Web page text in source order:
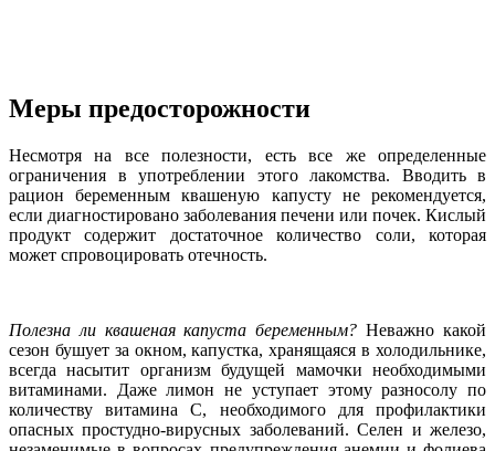
Меры предосторожности
Несмотря на все полезности, есть все же определенные
ограничения в употреблении этого лакомства. Вводить в
рацион беременным квашеную капусту не рекомендуется,
если диагностировано заболевания печени или почек. Кислый
продукт содержит достаточное количество соли, которая
может спровоцировать отечность.
Полезна ли квашеная капуста беременным? Неважно какой
сезон бушует за окном, капустка, хранящаяся в холодильнике,
всегда насытит организм будущей мамочки необходимыми
витаминами. Даже лимон не уступает этому разносолу по
количеству витамина С, необходимого для профилактики
опасных простудно-вирусных заболеваний. Селен и железо,